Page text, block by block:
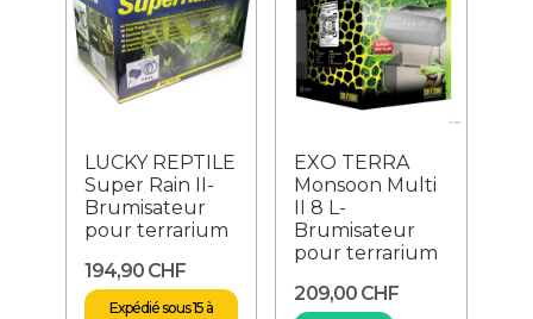
LUCKY REPTILE
Super Rain II-
Brumisateur
pour terrarium
194,90 CHF
Expédié sous 15 à
EXO TERRA
Monsoon Multi
II 8 L-
Brumisateur
pour terrarium
209,00 CHF